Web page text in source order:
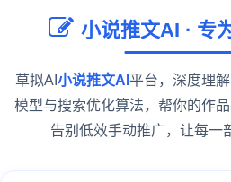
小说推文AI · 专
草拟AI 小说推文AI 平台，深度理
模型与搜索优化算法，帮你的作
告别低效手动推广，让每一